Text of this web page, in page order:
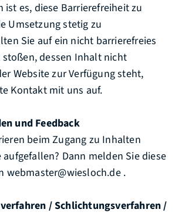
ist es, diese Barrierefreiheit zu
Umsetzung stetig zu
Sie auf ein nicht barrierefreies
stoßen, dessen Inhalt nicht
Website zur Verfügung steht,
Kontakt mit uns auf.
und Feedback
beim Zugang zu Inhalten
aufgefallen? Dann melden Sie diese
webmaster@wiesloch.de .
/ Schlichtungsverfahren /